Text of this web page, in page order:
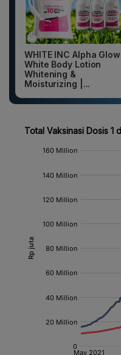
WHITE INC Alpha Glow
White Body Lotion
Whitening &
Moisturizing |...